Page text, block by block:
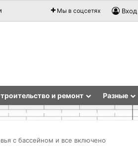
Мы в соцсетях
и ремонт Разные
с бассейном и все включено